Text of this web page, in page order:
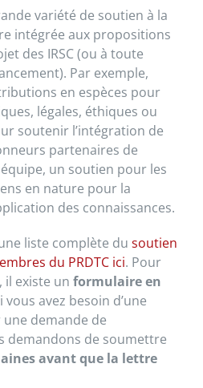
variété de soutien à la
intégrée aux propositions
des IRSC (ou à toute
Par exemple,
en espèces pour
légales, éthiques ou
soutenir l’intégration de
partenaires de
un soutien pour les
en nature pour la
des connaissances.
liste complète du soutien
du PRDTC ici. Pour
il existe un formulaire en
vous avez besoin d’une
demande de
demandons de soumettre
avant que la lettre